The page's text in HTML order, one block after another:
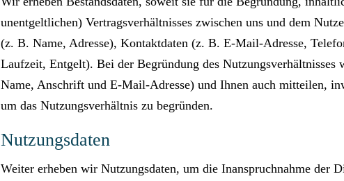
unentgeltlichen) Vertragsverhältnisses zwischen uns und dem
(z. B. Name, Adresse), Kontaktdaten (z. B. E-Mail-Adresse,
Laufzeit, Entgelt). Bei der Begründung des
Name, Anschrift und E-Mail-Adresse) und Ihnen auch mitteilen,
um das Nutzungsverhältnis zu begründen.
Nutzungsdaten
Weiter erheben wir Nutzungsdaten, um die Inanspruchnahme der